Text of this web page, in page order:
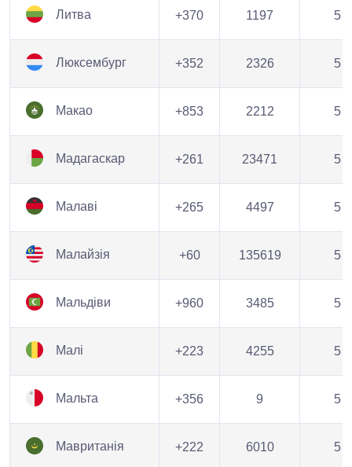
Литва +370 1197 5
Люксембург +352 2326 5
Макао +853 2212 5
Мадагаскар +261 23471 5
Малаві +265 4497 5
Малайзія +60 135619 5
Мальдіви +960 3485 5
Малі +223 4255 5
Мальта +356 9 5
Мавританія +222 6010 5